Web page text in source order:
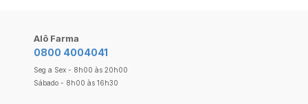
Alô Farma
0800 4004041
Seg a Sex - 8h00 às 20h00
Sábado - 8h00 às 16h30